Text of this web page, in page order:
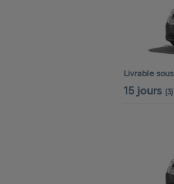
Livrable sous
15 jours (3)